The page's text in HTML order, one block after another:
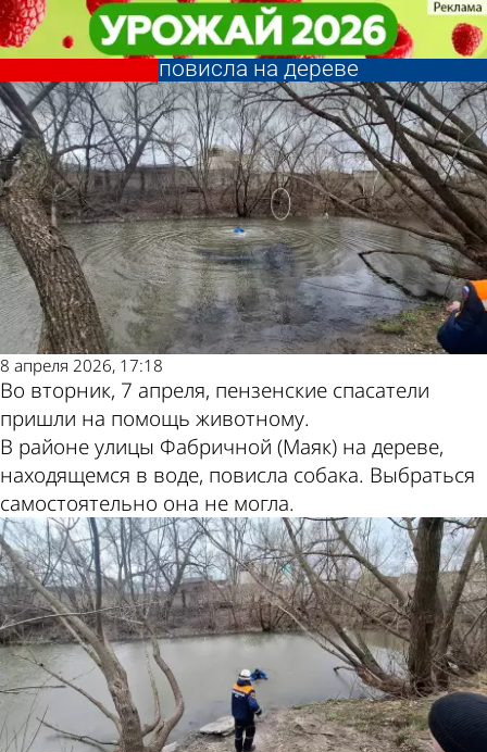
На ул. Фабричной собака
запуталась в проволоке и
повисла на дереве
Происшествия
8 апреля 2026, 17:18
Во вторник, 7 апреля, пензенские спасатели
пришли на помощь животному.
В районе улицы Фабричной (Маяк) на дереве,
находящемся в воде, повисла собака. Выбраться
самостоятельно она не могла.
На ул. Фабричной собака
запуталась в проволоке и
повисла на дереве
Происшествия
Другие новости
по теме
Погода и курсы
валют в Пензе